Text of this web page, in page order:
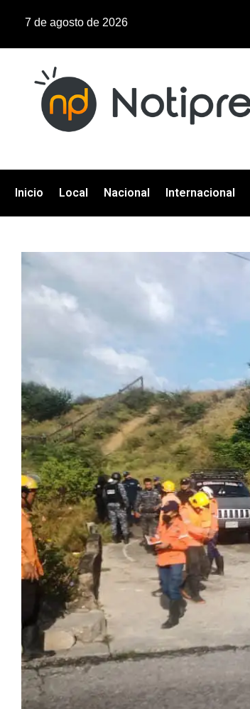
7 de agosto de 2026
Inicio Local Nacional Internacional